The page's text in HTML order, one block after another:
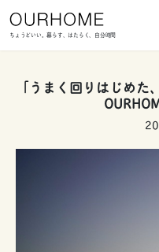
ちょうどいい。暮らす、はたらく、自分時間
「うまく回りはじめ